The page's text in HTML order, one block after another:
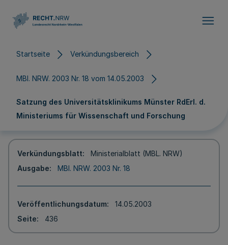
Startseite Verkündungsbereich
MBl. NRW. 2003 Nr. 18 vom 14.05.2003
Satzung des Universitätsklinikums Münster RdErl. d.
Ministeriums für Wissenschaft und Forschung
Verkündungsblatt
Ministerialblatt (MBL. NRW)
Ausgabe
MBl. NRW. 2003 Nr. 18
Veröffentlichungsdatum
14.05.2003
Seite
436